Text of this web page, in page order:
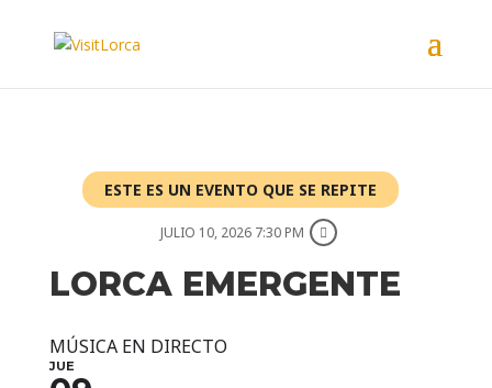
ESTE ES UN EVENTO QUE SE REPITE
JULIO 10, 2026 7:30 PM
LORCA EMERGENTE
MÚSICA EN DIRECTO
JUE